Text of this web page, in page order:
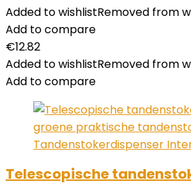
Added to wishlistRemoved from
Add to compare
€12.82
Added to wishlistRemoved from
Add to compare
Telescopische